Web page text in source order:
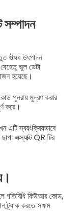
সম্পাদন
ঔষধ উৎপাদন
ভুল ডেটা
হয়েছে।
পুনরায় মুদ্রণ করার
করে।
স্বয়ংক্রিয়ভাবে
এক্স্যাক্ট QR টির
কিউআর কোড,
ট্র্যাক করতে সক্ষম